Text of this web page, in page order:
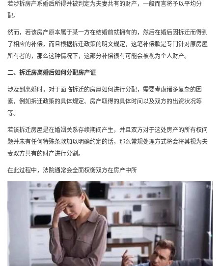
若涉拆房产系婚后所得并被判定为夫妻共有的财产，一般而言将予以平均分
配。
然而，若该房产原本属于某一方在结婚前就拥有的，然后在婚后因拆迁而得到
了相应的补偿，而且根据拆迁政策的明文规定，这笔补偿款是专门针对原房屋
所有者的，那么这种情况下，这部分补偿很有可能会被视为个人财产。
二、拆迁房离婚后如何分配房产证
涉及到离婚时，对于面临拆迁的房屋如何进行分配，需要考虑诸多复杂的因
素，例如拆迁政策的具体规定、房产取得的具体时间以及双方的出资状况等
等。
若该拆迁房屋是在婚姻关系存续期间产生，并且双方对于这处房产的所有权问
题并未有任何特殊条款加以明确约定的话，那么常规处理方式将会将其视为夫
妻双方共有的财产进行分割。
在此过程中，法院通常会全面权衡双方在房产中所